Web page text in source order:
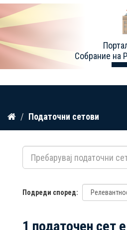
Прескокнете
содржина
Собрание на
Податочни сетови
Подреди според
1 податочен сет